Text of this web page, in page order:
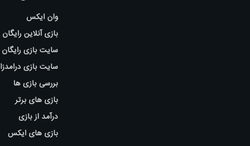
وان ایکس
بازی آنلاین رایگان
سایت بازی رایگان
سایت بازی درامدزا
بررسی بازی ها
بازی های برتر
درآمد از بازی
بازی های ایکس